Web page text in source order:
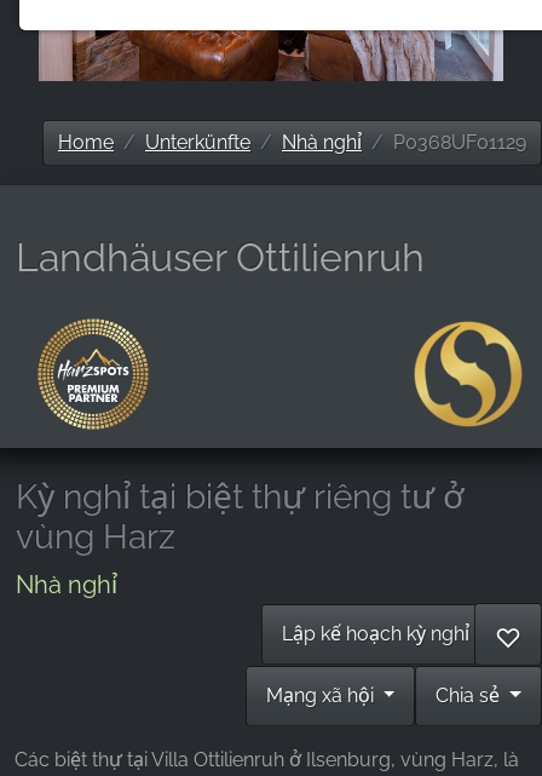
Home Unterkünfte Nhà nghỉ P0368UF01129
Landhäuser Ottilienruh
Kỳ nghỉ tại biệt thự riêng tư ở
vùng Harz
Nhà nghỉ
Lập kế hoạch kỳ nghỉ ♡
Chia sẻ
Mạng xã hội
Các biệt thự tại Villa Ottilienruh ở Ilsenburg, vùng Harz, là